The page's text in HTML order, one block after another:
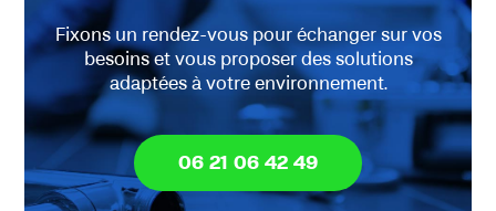
Fixons un rendez-vous pour échanger sur vos
besoins et vous proposer des solutions
adaptées à votre environnement.
06 21 06 42 49